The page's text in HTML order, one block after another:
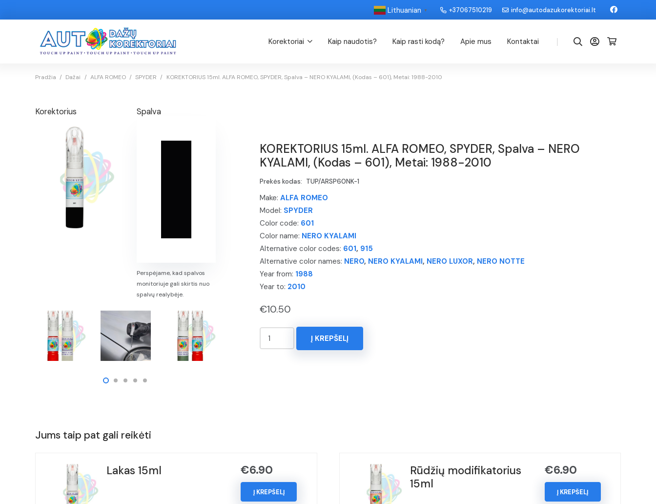
Lithuanian ▼ +37067510219 info@autodazukorektoriai.lt
Korektoriai Kaip naudotis? Kaip rasti kodą? Apie mus Kontaktai |
Pradžia / Dažai / ALFA ROMEO / SPYDER / KOREKTORIUS 15ml. ALFA ROMEO, SPYDER, Spalva – NERO KYALAMI, (Kodas – 601), Metai: 1988-2010
Korektorius Spalva
Perspėjame, kad spalvos
monitoriuje gali skirtis nuo
spalvų realybėje.
KOREKTORIUS 15ml. ALFA ROMEO, SPYDER, Spalva – NERO
KYALAMI, (Kodas – 601), Metai: 1988-2010
Prekės kodas: TUP/ARSP60NK-1
Make: ALFA ROMEO
Model: SPYDER
Color code: 601
Color name: NERO KYALAMI
Alternative color codes: 601, 915
Alternative color names: NERO, NERO KYALAMI, NERO LUXOR, NERO NOTTE
Year from: 1988
Year to: 2010
€10.50
produkto
kiekis:
(Kodas
Į KREPŠELĮ
Jums taip pat gali reikėti
Lakas 15ml €6.90
Į KREPŠELĮ
Rūdžių modifikatorius
15ml
€6.90
Į KREPŠELĮ